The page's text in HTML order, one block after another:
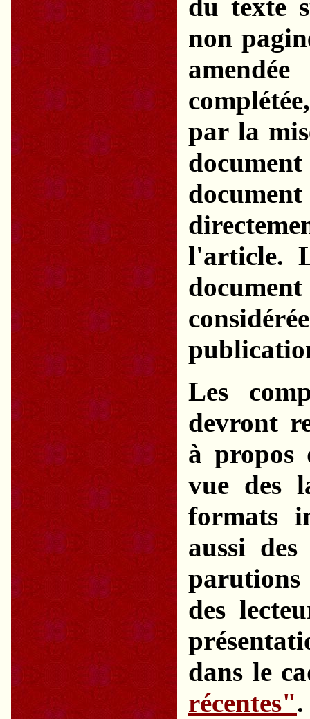
du texte
non
par la
l'article.
Les
devront
à propos
vue des
formats
aussi
des
dans le
récentes".